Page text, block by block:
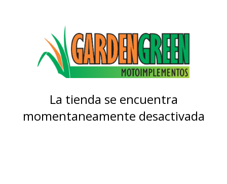
La tienda se encuentra
momentaneamente desactivada